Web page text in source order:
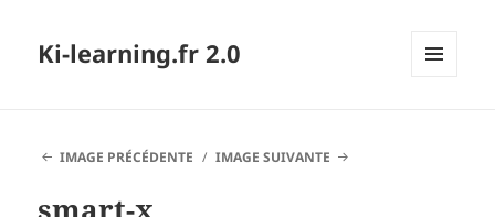
Ki-learning.fr 2.0
IMAGE PRÉCÉDENTE
IMAGE SUIVANTE